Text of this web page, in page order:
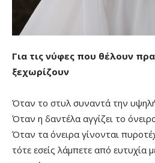
Για τις νύφες που θέλουν
ξεχωρίζουν
Όταν το στυλ συναντά την
Όταν η δαντέλα αγγίζει το
Όταν τα όνειρα γίνονται
τότε εσείς λάμπετε από ευτυχία